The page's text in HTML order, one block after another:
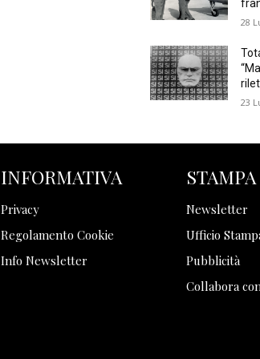
28
23
INFORMATIVA
Privacy
Regolamento Cookie
Info Newsletter
STAMPA
Newsletter
Ufficio
Pubblicità
Collabora